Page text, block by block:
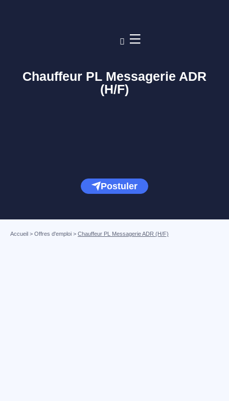
Chauffeur PL Messagerie ADR
(H/F)
Postuler
Accueil > Offres d'emploi > Chauffeur PL Messagerie ADR (H/F)